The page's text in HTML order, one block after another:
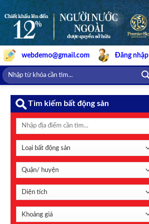
webdemo@gmail.com Đăng nhập
Tìm kiếm bất động sản